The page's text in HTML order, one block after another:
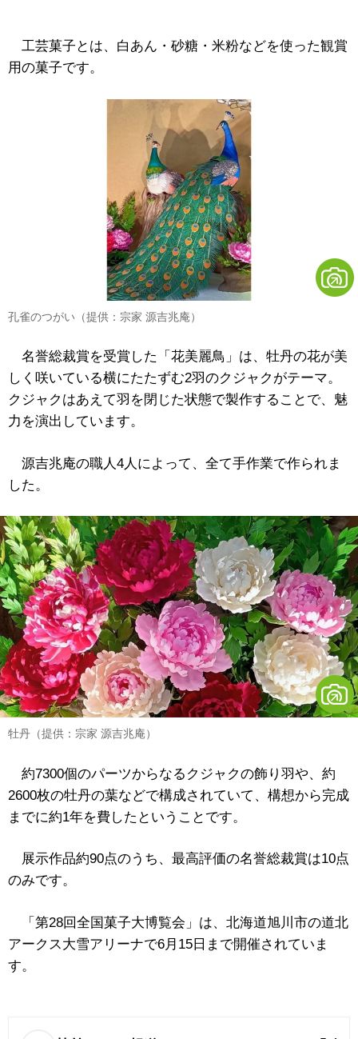
工芸菓子とは、白あん・砂糖・米粉などを使った観賞
用の菓子です。
孔雀のつがい（提供：宗家 源吉兆庵）
名誉総裁賞を受賞した「花美麗鳥」は、牡丹の花が美
しく咲いている横にたたずむ2羽のクジャクがテーマ。
クジャクはあえて羽を閉じた状態で製作することで、魅
力を演出しています。
源吉兆庵の職人4人によって、全て手作業で作られま
した。
牡丹（提供：宗家 源吉兆庵）
約7300個のパーツからなるクジャクの飾り羽や、約
2600枚の牡丹の葉などで構成されていて、構想から完成
までに約1年を費したということです。
展示作品約90点のうち、最高評価の名誉総裁賞は10点
のみです。
「第28回全国菓子大博覧会」は、北海道旭川市の道北
アークス大雪アリーナで6月15日まで開催されていま
す。